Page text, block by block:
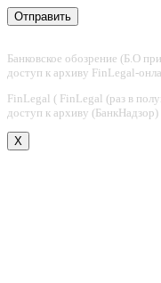
Банковское обозрение (Б.О
доступ к архиву FinLegal-
FinLegal ( FinLegal (раз в
доступ к архиву (БанкНадзор)
X